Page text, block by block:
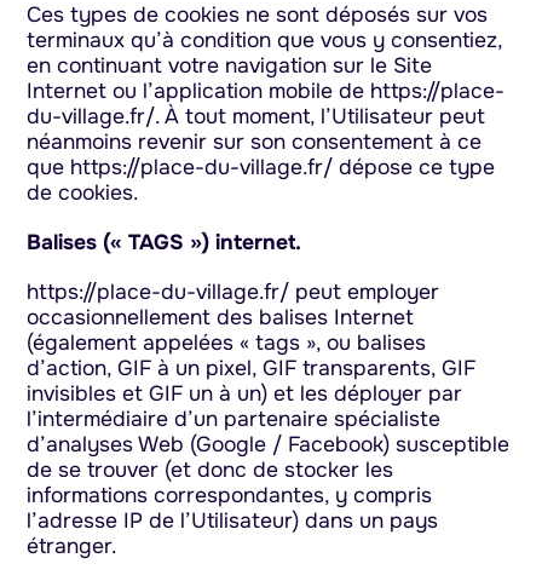
Ces types de cookies ne sont déposés sur vos
terminaux qu’à condition que vous y consentiez,
en continuant votre navigation sur le Site
Internet ou l’application mobile de https://place-
du-village.fr/. À tout moment, l’Utilisateur peut
néanmoins revenir sur son consentement à ce
que https://place-du-village.fr/ dépose ce type
de cookies.
Balises (« TAGS ») internet.
https://place-du-village.fr/ peut employer
occasionnellement des balises Internet
(également appelées « tags », ou balises
d’action, GIF à un pixel, GIF transparents, GIF
invisibles et GIF un à un) et les déployer par
l’intermédiaire d’un partenaire spécialiste
d’analyses Web (Google / Facebook) susceptible
de se trouver (et donc de stocker les
informations correspondantes, y compris
l’adresse IP de l’Utilisateur) dans un pays
étranger.